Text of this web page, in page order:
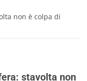
non è colpa di
stavolta non